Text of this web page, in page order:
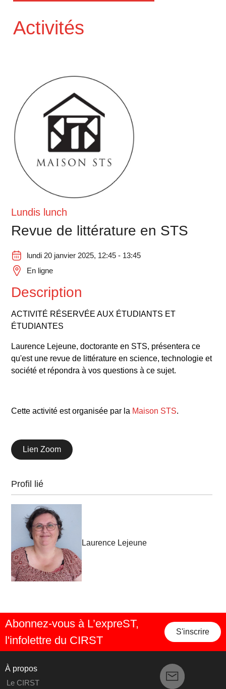
Activités
Lundis lunch
Revue de littérature en STS
lundi 20 janvier 2025, 12:45 - 13:45
En ligne
Description
ACTIVITÉ RÉSERVÉE AUX ÉTUDIANTS ET
ÉTUDIANTES
Laurence Lejeune, doctorante en STS, présentera ce
qu'est une revue de littérature en science, technologie et
société et répondra à vos questions à ce sujet.
Cette activité est organisée par la Maison STS.
Lien Zoom
Profil lié
Laurence Lejeune
Abonnez-vous à L’expreST,
l'infolettre du CIRST
S'inscrire
À propos
Le CIRST